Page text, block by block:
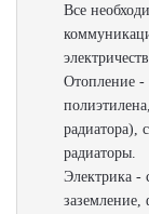
Все
Отопление -
радиатора),
радиаторы.
Электрика -
заземление,